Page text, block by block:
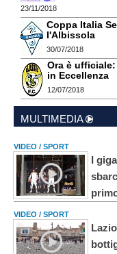
23/11/2018
Coppa Italia
l'Albissola
30/07/2018
Ora è
in Eccellenza
12/07/2018
MULTIMEDIA
VIDEO / SPORT
I
VIDEO / SPORT